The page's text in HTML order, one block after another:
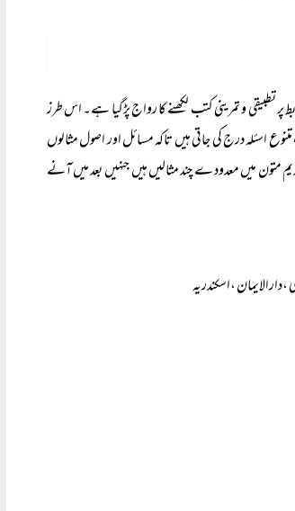
تطبیقی و تمرینی کتب لکھنے کا رواج پڑگیا ہے۔ اس طرز
اسئلہ درج کی جاتی ہیں تاکہ مسائل اور اصول مثالوں
متون میں معدود ے چند مثالیں ہیں جنہیں بعد میں آنے
،دارالایمان ،اسکندریہ